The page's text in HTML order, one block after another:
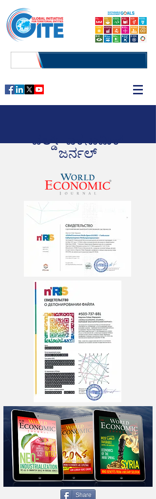
ವರ್ಲ್ಡ್ ಎಕನಾಮಿಕ್
ಜರ್ನಲ್
Share